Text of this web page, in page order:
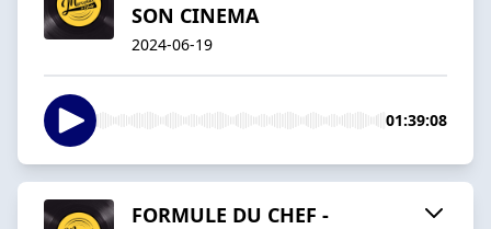
SON CINEMA
2024-06-19
01:39:08
FORMULE DU CHEF -